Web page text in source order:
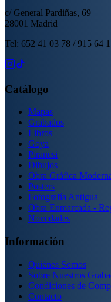
c/ General Pardiñas, 69
28001 Madrid
Tel: 652 41 03 78 / 915 64
Catálogo
Mapas
Grabados
Libros
Goya
Piranesi
Dibujos
Obra Gráfica
Posters
Fotografía Antigua
Obra Enmarcada -
Novedades
Información
Quiénes Somos
Sobre Nuestros
Condiciones de
Contacto